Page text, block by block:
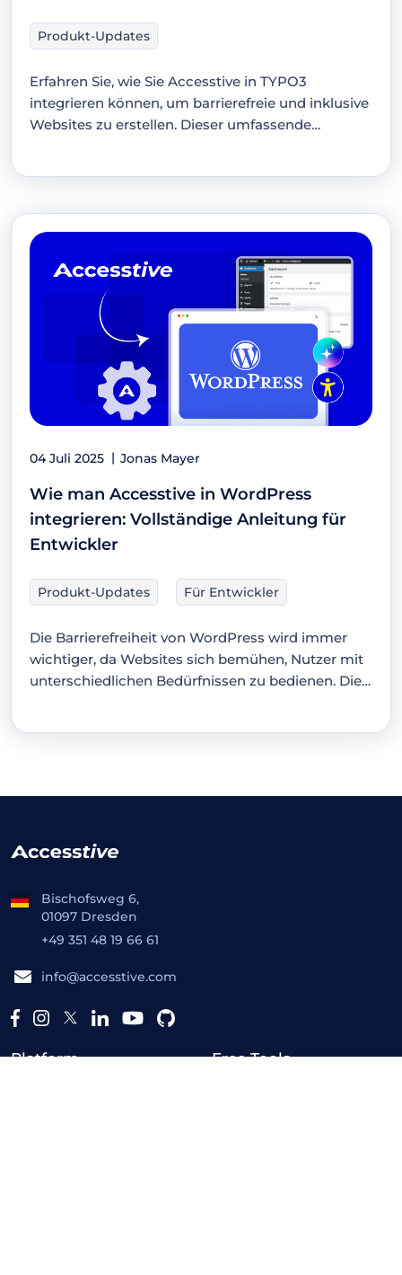
Produkt-Updates
Erfahren Sie, wie Sie Accesstive in TYPO3
integrieren können, um barrierefreie und inklusive
Websites zu erstellen. Dieser umfassende
04 Juli 2025 Jonas Mayer
Wie man Accesstive in WordPress
integrieren: Vollständige Anleitung für
Entwickler
Produkt-Updates Für Entwickler
Die Barrierefreiheit von WordPress wird immer
wichtiger, da Websites sich bemühen, Nutzer mit
unterschiedlichen Bedürfnissen zu bedienen. Die…
Bischofsweg 6,
01097 Dresden
+49 351 48 19 66 61
info@accesstive.com
Platform Free Tools